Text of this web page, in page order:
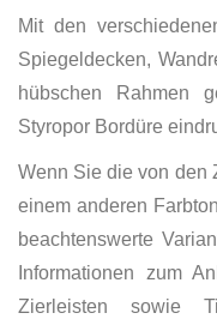
Mit den
Spiegeldecken,
hübschen Rahmen
Styropor Bordüre
Wenn Sie die von den
einem anderen
beachtenswerte
Informationen zum
Zierleisten sowie